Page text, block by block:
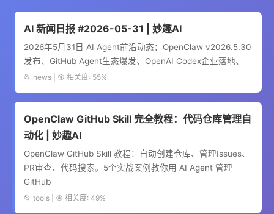
AI 新闻日报 #2026-05-31 | 妙趣AI
2026年5月31日 AI Agent前沿动态：OpenClaw v2026.5.30
发布、GitHub Agent生态爆发、OpenAI Codex企业落地、
📂 news | 🎯 相关度: 55%
OpenClaw GitHub Skill 完全教程：代码仓库管理自
动化 | 妙趣AI
OpenClaw GitHub Skill 教程：自动创建仓库、管理Issues、
PR审查、代码搜索。5个实战案例教你用 AI Agent 管理
GitHub
📂 tools | 🎯 相关度: 49%